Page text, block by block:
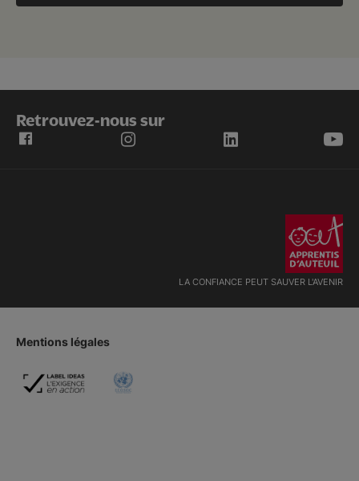
Retrouvez-nous sur
LA CONFIANCE PEUT SAUVER L'AVENIR
Mentions légales